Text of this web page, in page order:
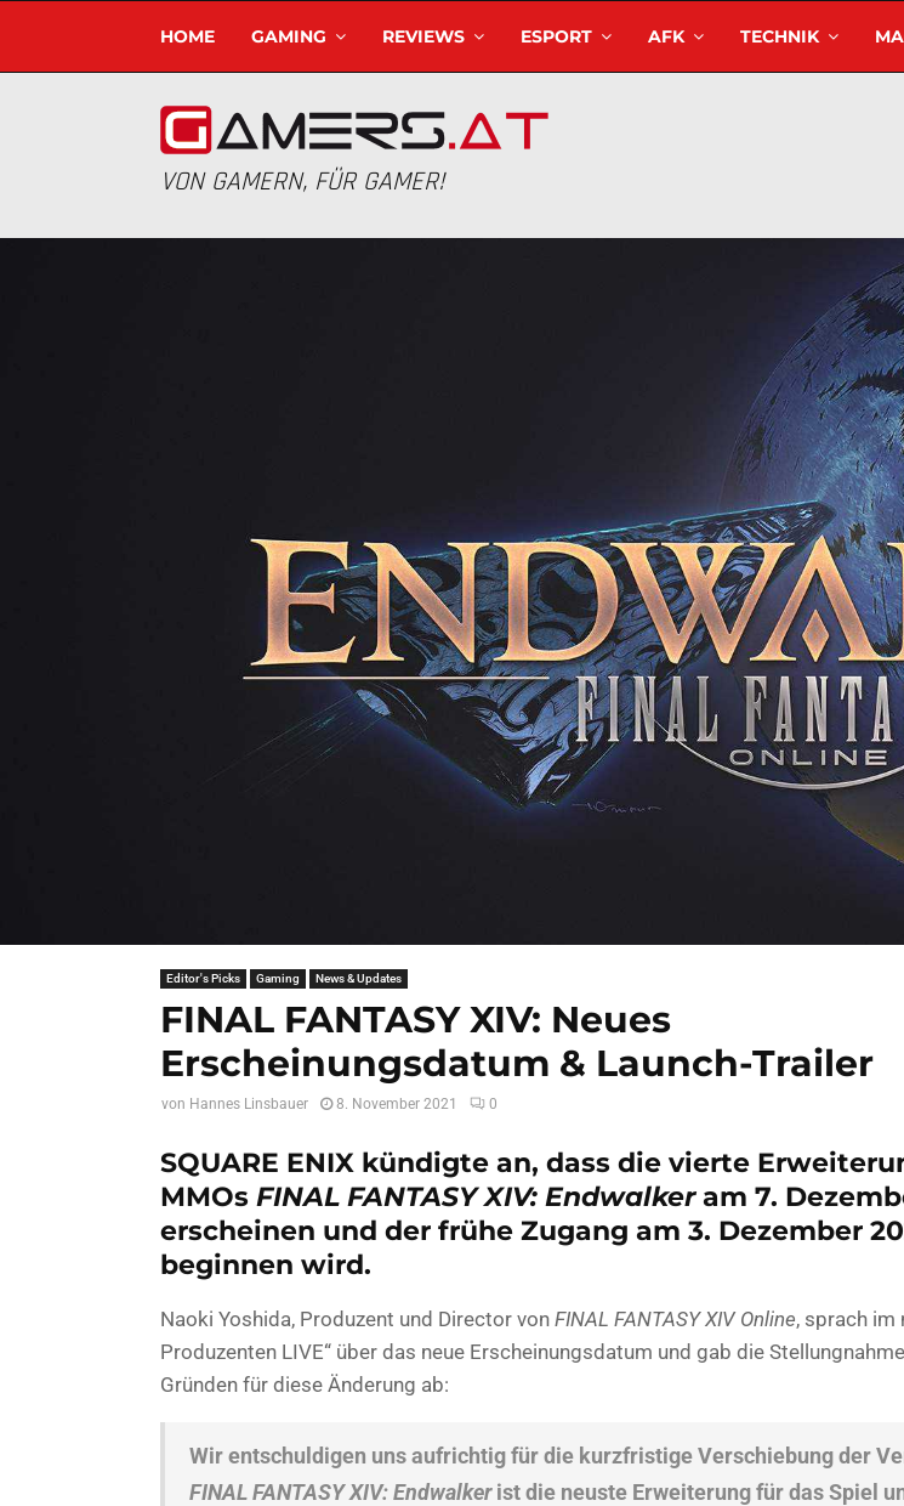
HOME GAMING REVIEWS ESPORT AFK TECHNIK
VON GAMERN, FÜR GAMER!
Editor's Picks Gaming News & Updates
FINAL FANTASY XIV: Neues
Erscheinungsdatum & Launch-Trailer
von Hannes Linsbauer 8. November 2021 0
SQUARE ENIX kündigte an, dass die vierte
MMOs FINAL FANTASY XIV: Endwalkeram 7.
erscheinen und der frühe Zugang am 3. Dezember
beginnen wird.
Naoki Yoshida, Produzent und Director von FINAL FANTASY XIV Online, sprach im
Produzenten LIVE“ über das neue Erscheinungsdatum und gab die
Gründen für diese Änderung ab:
Wir entschuldigen uns aufrichtig für die kurzfristige Verschiebung der
FINAL FANTASY XIV: Endwalkerist die neuste Erweiterung für das Spiel